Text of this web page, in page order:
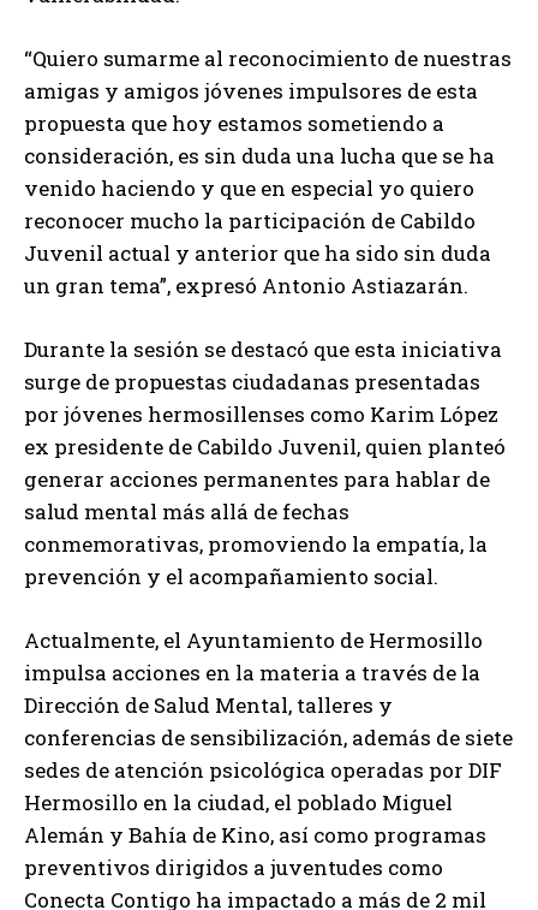
“Quiero sumarme al reconocimiento de nuestras
amigas y amigos jóvenes impulsores de esta
propuesta que hoy estamos sometiendo a
consideración, es sin duda una lucha que se ha
venido haciendo y que en especial yo quiero
reconocer mucho la participación de Cabildo
Juvenil actual y anterior que ha sido sin duda
un gran tema”, expresó Antonio Astiazarán.
Durante la sesión se destacó que esta iniciativa
surge de propuestas ciudadanas presentadas
por jóvenes hermosillenses como Karim López
ex presidente de Cabildo Juvenil, quien planteó
generar acciones permanentes para hablar de
salud mental más allá de fechas
conmemorativas, promoviendo la empatía, la
prevención y el acompañamiento social.
Actualmente, el Ayuntamiento de Hermosillo
impulsa acciones en la materia a través de la
Dirección de Salud Mental, talleres y
conferencias de sensibilización, además de siete
sedes de atención psicológica operadas por DIF
Hermosillo en la ciudad, el poblado Miguel
Alemán y Bahía de Kino, así como programas
preventivos dirigidos a juventudes como
Conecta Contigo ha impactado a más de 2 mil